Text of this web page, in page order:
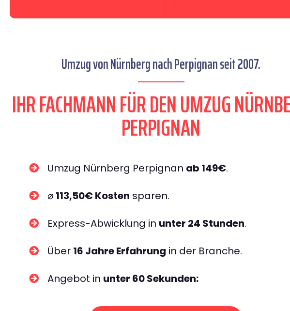
Umzug von Nürnberg nach Perpignan seit 2007.
IHR FACHMANN FÜR DEN UMZUG
PERPIGNAN
Umzug Nürnberg Perpignan ab 149€.
⌀ 113,50€ Kosten sparen.
Express-Abwicklung in unter 24 Stunden.
Über 16 Jahre Erfahrung in der Branche.
Angebot in unter 60 Sekunden: